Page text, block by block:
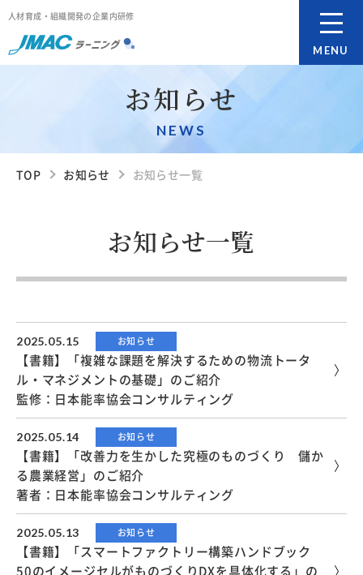
人材育成・組織開発の企業内研修
MENU
お知らせ
NEWS
TOP お知らせ お知らせ一覧
お知らせ一覧
2025.05.15 お知らせ
【書籍】「複雑な課題を解決するための物流トータ
ル・マネジメントの基礎」のご紹介
監修：日本能率協会コンサルティング
2025.05.14 お知らせ
【書籍】「改善力を生かした究極のものづくり 儲か
る農業経営」のご紹介
著者：日本能率協会コンサルティング
2025.05.13 お知らせ
【書籍】「スマートファクトリー構築ハンドブック
50のイメージセルがものづくりDXを具体化する」の